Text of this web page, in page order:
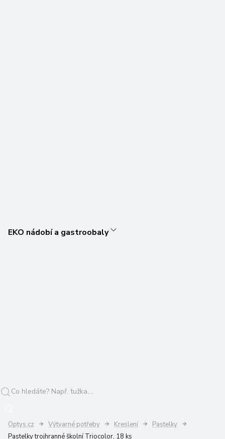
EKO nádobí a gastroobaly
Optys.cz Výtvarné potřeby Kreslení
Pastelky
Pastelky trojhranné školní Triocolor, 18 ks